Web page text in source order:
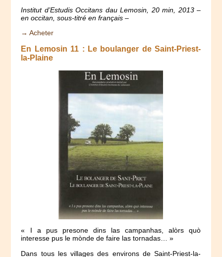
Institut d’Estudis Occitans dau Lemosin, 20 min, 2013 –
en occitan, sous-titré en français –
→ Acheter
En Lemosin 11 : Le boulanger de Saint-Priest-
la-Plaine
« I a pus presone dins las campanhas, alòrs quò
interesse pus le mònde de faire las tornadas… »
Dans tous les villages des environs de Saint-Priest-la-